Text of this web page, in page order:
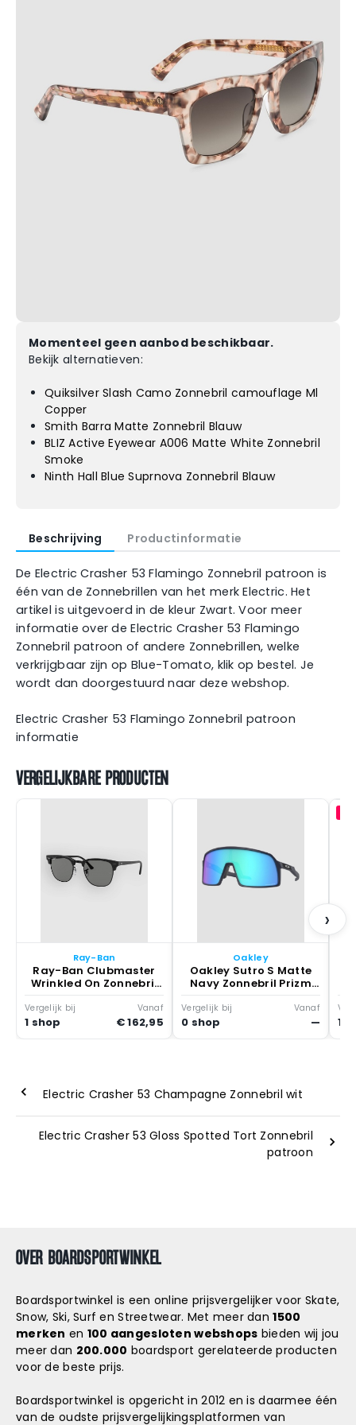
Momenteel geen aanbod beschikbaar.
Bekijk alternatieven:
Quiksilver Slash Camo Zonnebril camouflage Ml
Copper
Smith Barra Matte Zonnebril Blauw
BLIZ Active Eyewear A006 Matte White Zonnebril
Smoke
Ninth Hall Blue Suprnova Zonnebril Blauw
Beschrijving Productinformatie
De Electric Crasher 53 Flamingo Zonnebril patroon is
één van de Zonnebrillen van het merk Electric. Het
artikel is uitgevoerd in de kleur Zwart. Voor meer
informatie over de Electric Crasher 53 Flamingo
Zonnebril patroon of andere Zonnebrillen, welke
verkrijgbaar zijn op Blue-Tomato, klik op bestel. Je
wordt dan doorgestuurd naar deze webshop.
Electric Crasher 53 Flamingo Zonnebril patroon
informatie
VERGELIJKBARE PRODUCTEN
Ray-Ban
Ray-Ban Clubmaster
Wrinkled On Zonnebril
Grijs
Vergelijk bij
1 shop
Vanaf
€ 162,95
Oakley
Oakley Sutro S Matte
Navy Zonnebril Prizm
Sapphire
Vergelijk bij
0 shop
Vanaf
— 1
›
Electric Crasher 53 Champagne Zonnebril wit
Electric Crasher 53 Gloss Spotted Tort Zonnebril
patroon
OVER BOARDSPORTWINKEL
Boardsportwinkel is een online prijsvergelijker voor Skate,
Snow, Ski, Surf en Streetwear. Met meer dan1500
merken en 100 aangesloten webshops bieden wij jou
meer dan 200.000 boardsport gerelateerde producten
voor de beste prijs.
Boardsportwinkel is opgericht in 2012 en is daarmee één
van de oudste prijsvergelijkingsplatformen van